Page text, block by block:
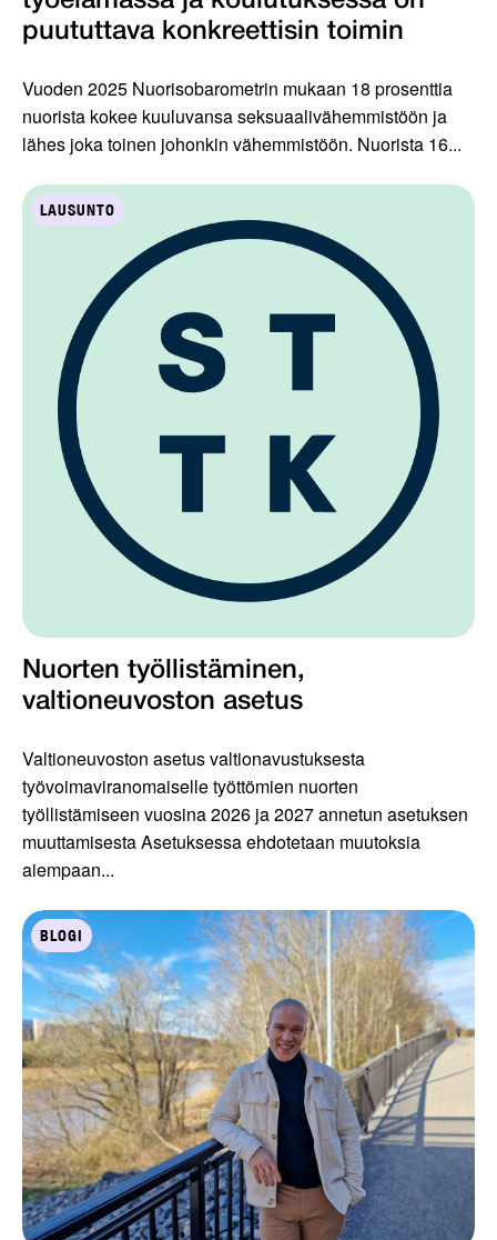
puututtava konkreettisin toimin
Vuoden 2025 Nuorisobarometrin mukaan 18 prosenttia
nuorista kokee kuuluvansa seksuaalivähemmistöön ja
lähes joka toinen johonkin vähemmistöön. Nuorista 16...
LAUSUNTO
Nuorten työllistäminen,
valtioneuvoston asetus
Valtioneuvoston asetus valtionavustuksesta
työvoimaviranomaiselle työttömien nuorten
työllistämiseen vuosina 2026 ja 2027 annetun asetuksen
muuttamisesta Asetuksessa ehdotetaan muutoksia
aiempaan...
BLOGI